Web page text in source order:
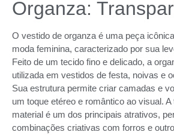
Organza:
O vestido de organza é uma peça
moda feminina, caracterizado por sua
Feito de um tecido fino e delicado, a
utilizada em vestidos de festa, noivas e
Sua estrutura permite criar camadas e
um toque etéreo e romântico ao visual.
material é um dos principais atrativos,
combinações criativas com forros e